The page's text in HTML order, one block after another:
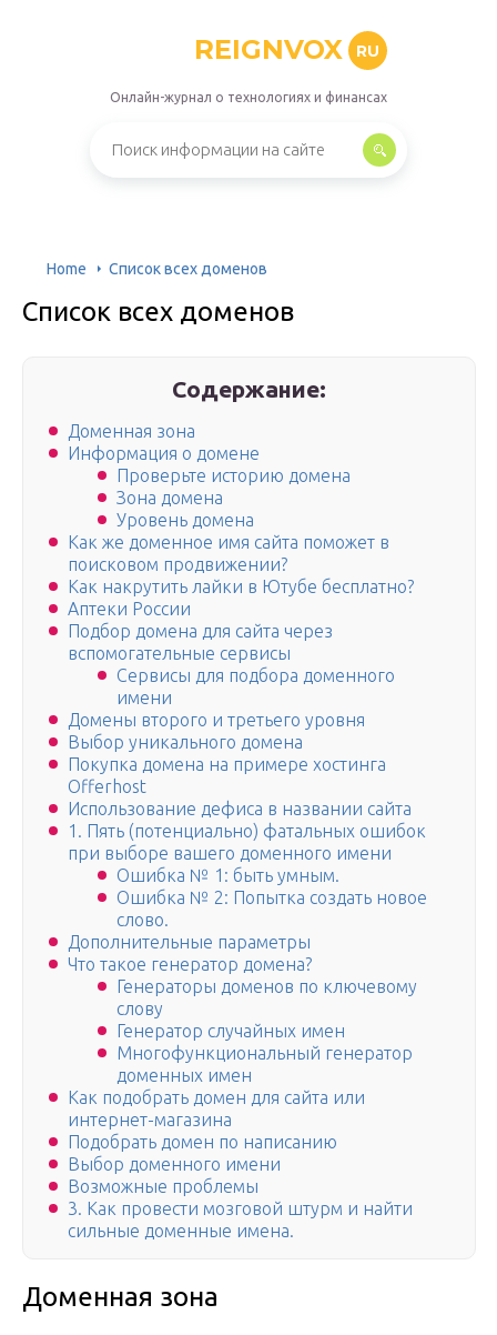
REIGNVOX RU
Онлайн-журнал о технологиях и финансах
Home Список всех доменов
Список всех доменов
Содержание:
Доменная зона
Информация о домене
Проверьте историю домена
Зона домена
Уровень домена
Как же доменное имя сайта поможет в
поисковом продвижении?
Как накрутить лайки в Ютубе бесплатно?
Аптеки России
Подбор домена для сайта через
вспомогательные сервисы
Сервисы для подбора доменного
имени
Домены второго и третьего уровня
Выбор уникального домена
Покупка домена на примере хостинга
Offerhost
Использование дефиса в названии сайта
1. Пять (потенциально) фатальных ошибок
при выборе вашего доменного имени
Ошибка № 1: быть умным.
Ошибка № 2: Попытка создать новое
слово.
Дополнительные параметры
Что такое генератор домена?
Генераторы доменов по ключевому
слову
Генератор случайных имен
Многофункциональный генератор
доменных имен
Как подобрать домен для сайта или
интернет-магазина
Подобрать домен по написанию
Выбор доменного имени
Возможные проблемы
3. Как провести мозговой штурм и найти
сильные доменные имена.
Доменная зона